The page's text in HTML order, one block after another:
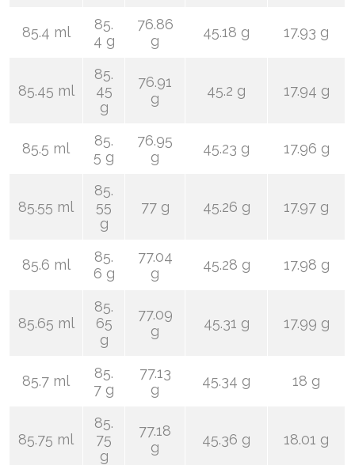
85.4 ml
85.
4 g
76.86
g
45.18 g 17.93 g
85.45 ml
85.
45
g
76.91
g
45.2 g 17.94 g
85.5 ml
85.
5 g
76.95
g
45.23 g 17.96 g
85.55 ml
85.
55
g
77 g 45.26 g 17.97 g
85.6 ml
85.
6 g
77.04
g
45.28 g 17.98 g
85.65 ml
85.
65
g
77.09
g
45.31 g 17.99 g
85.7 ml
85.
7 g
77.13
g
45.34 g 18 g
85.75 ml
85.
75
g
77.18
g
45.36 g 18.01 g